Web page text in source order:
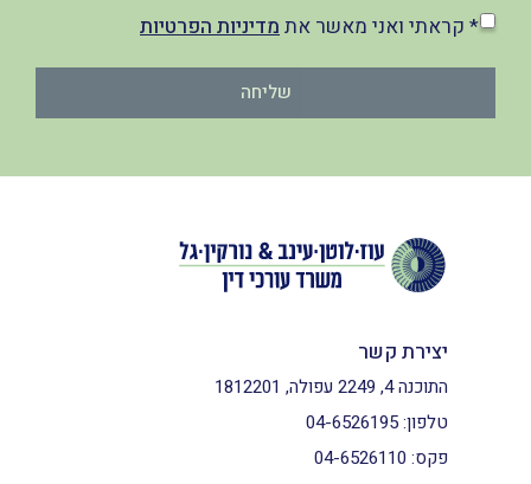
* קראתי ואני מאשר אתמדיניות הפרטיות
שליחה
יצירת קשר
התוכנה 4, 2249 עפולה, 1812201
טלפון:04-6526195
פקס: 04-6526110